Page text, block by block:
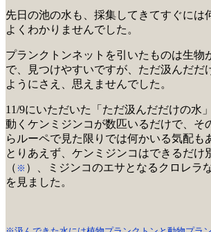
先日の池の水も、採集してきてすぐには
よくわかりませんでした。
プランクトンネットを引いたものは生物
で、見つけやすいですが、ただ汲んだだ
ようにさえ、思えませんでした。
11/9にいただいた「ただ汲んだだけの水
動くケンミジンコが数匹いるだけで、そ
らルーペで見た限りでは何かいる気配も
とりあえず、ケンミジンコはできるだけ
（ ※ ）、ミジンコのエサとなるクロレラ
を見ました。